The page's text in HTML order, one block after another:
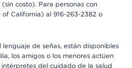
costo). Para personas con
California) al 916-263-2382 o
de señas, están disponibles
los amigos o los menores actúen
del cuidado de la salud